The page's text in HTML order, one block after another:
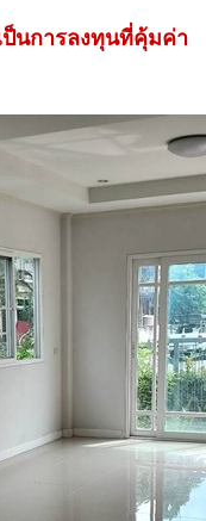
ป็นการลงทุนที่คุ้มค่า